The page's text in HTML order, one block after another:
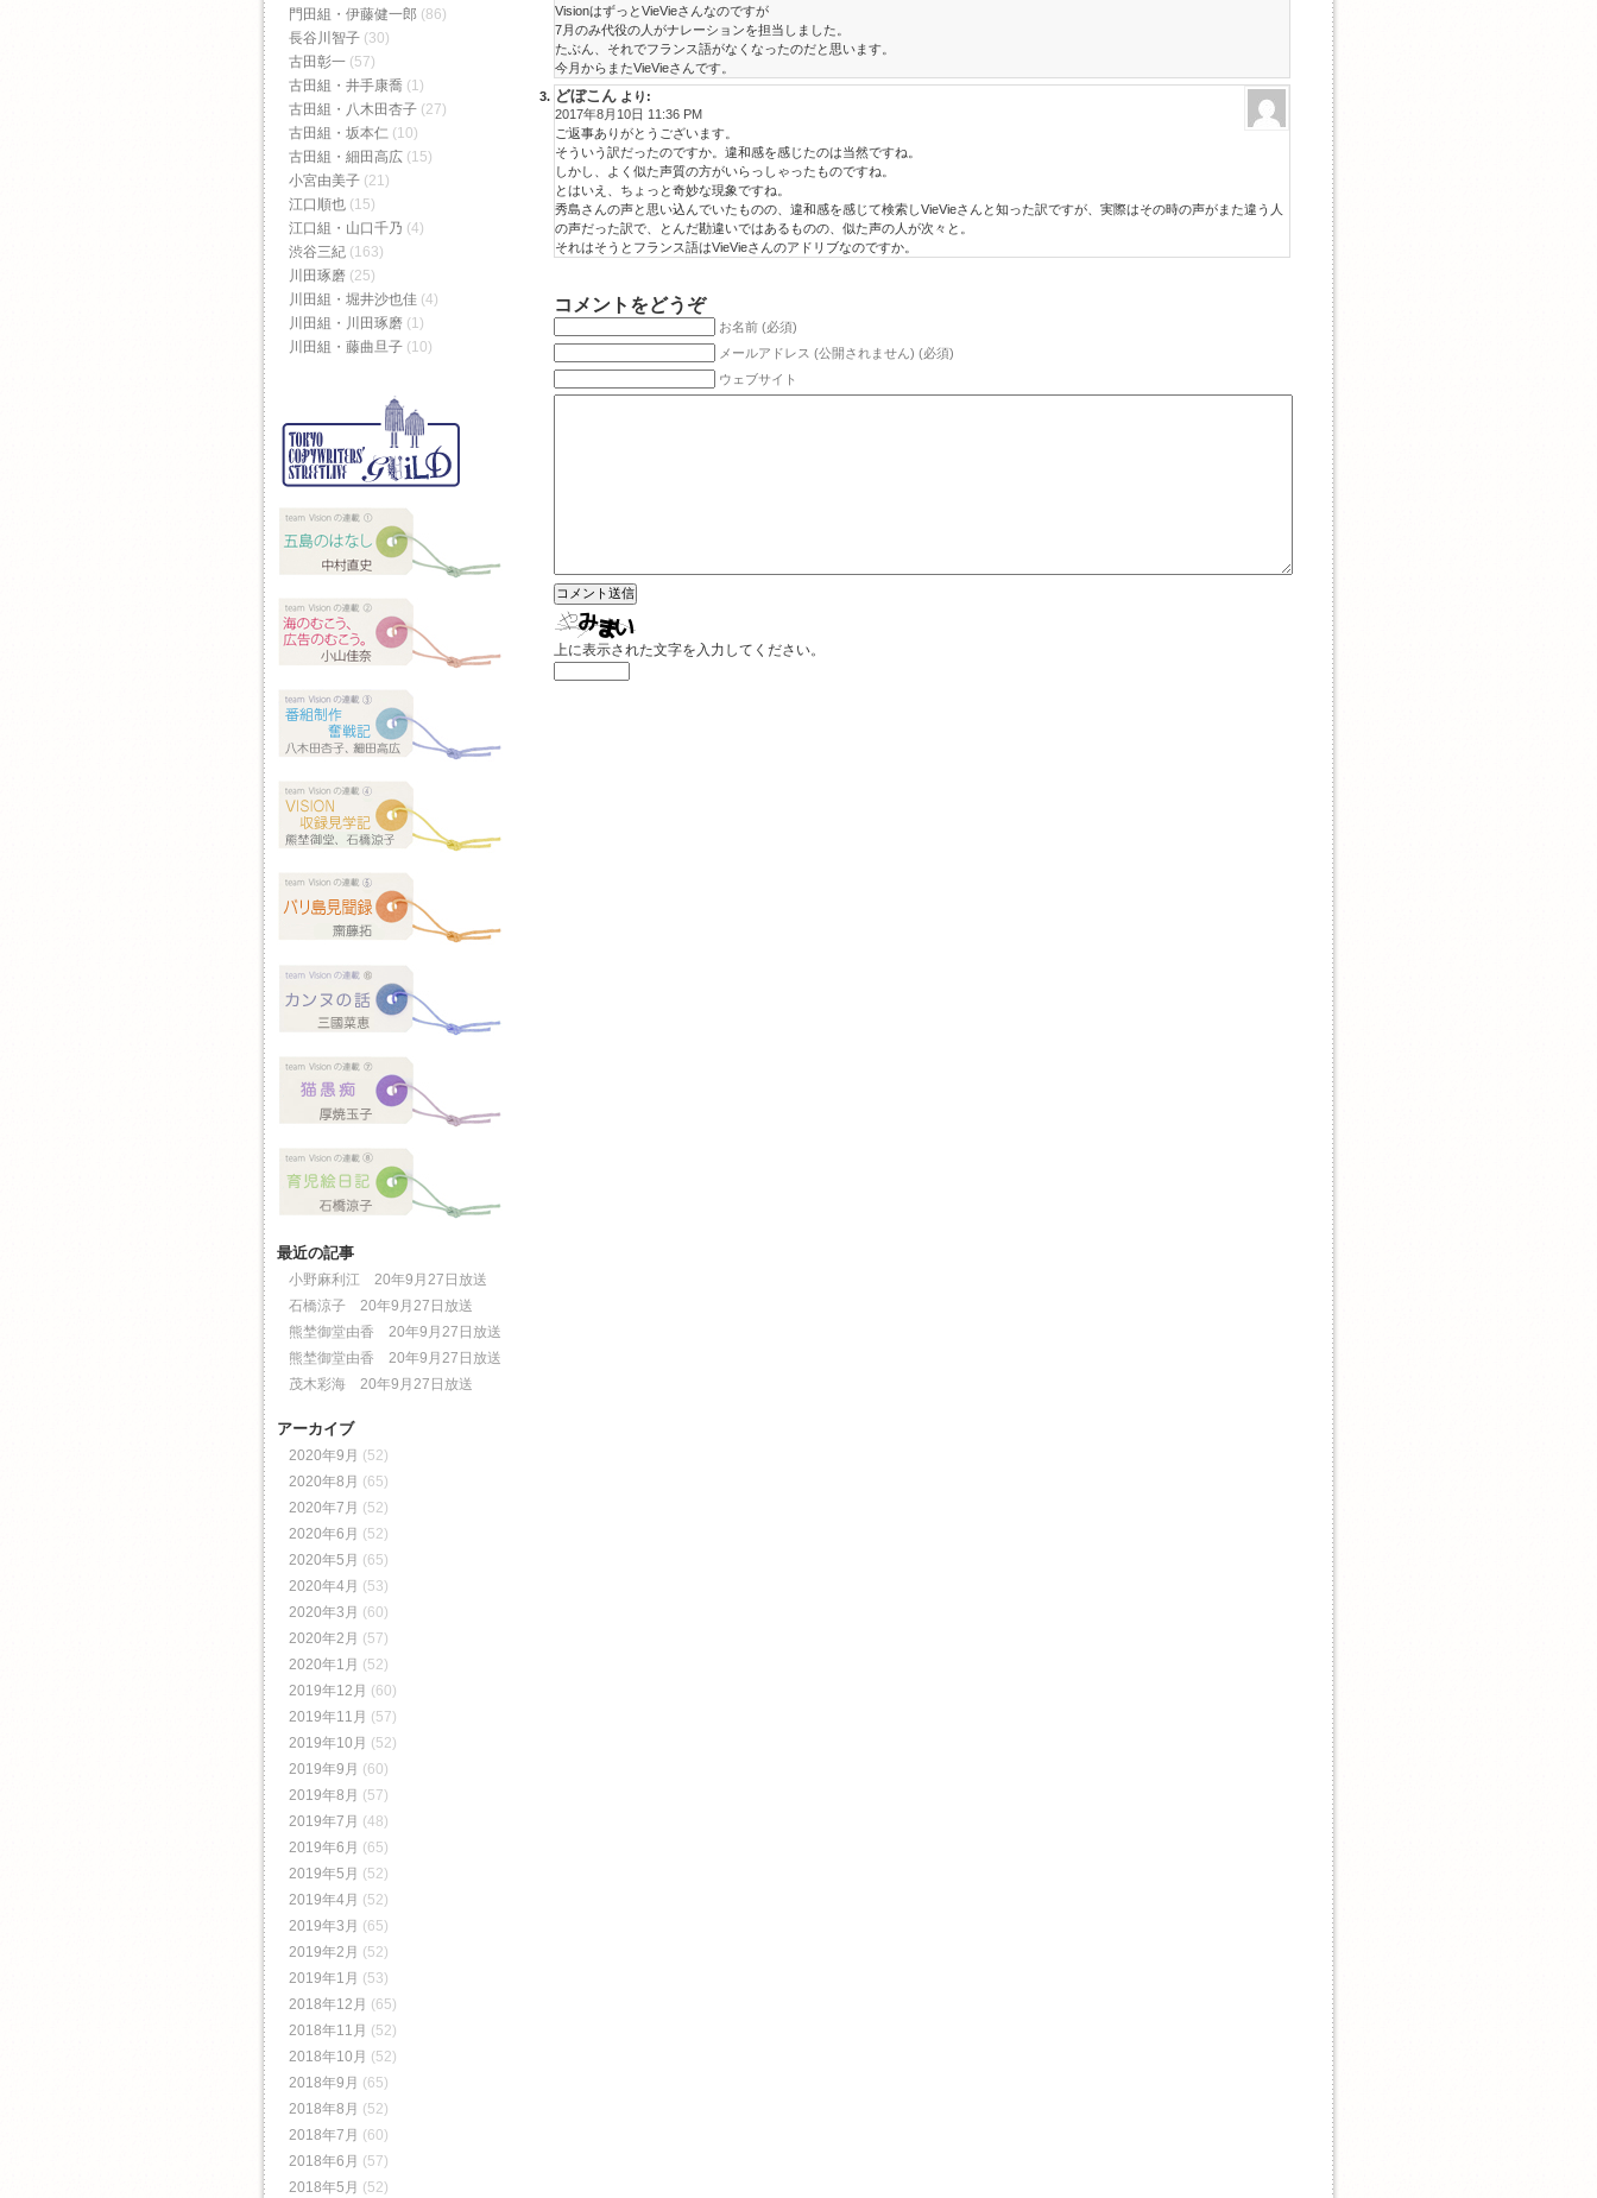
VisionはずっとVieVieさんなのですが
7月のみ代役の人がナレーションを担当しました。
たぶん、それでフランス語がなくなったのだと思います。
今月からまたVieVieさんです。
どぼこん より:
2017年8月10日 11:36 PM
ご返事ありがとうございます。
そういう訳だったのですか。違和感を感じたのは当然ですね。
しかし、よく似た声質の方がいらっしゃったものですね。
とはいえ、ちょっと奇妙な現象ですね。
秀島さんの声と思い込んでいたものの、違和感を感じて検索しVieVieさんと知った訳ですが、実際はその時の声がまた違う人
の声だった訳で、とんだ勘違いではあるものの、似た声の人が次々と。
それはそうとフランス語はVieVieさんのアドリブなのですか。
コメントをどうぞ
お名前 (必須)
メールアドレス (公開されません) (必須)
ウェブサイト
上に表示された文字を入力してください。
門田組・伊藤健一郎 (86)
長谷川智子 (30)
古田彰一 (57)
古田組・井手康喬 (1)
古田組・八木田杏子 (27)
古田組・坂本仁 (10)
古田組・細田高広 (15)
小宮由美子 (21)
江口順也 (15)
江口組・山口千乃 (4)
渋谷三紀 (163)
川田琢磨 (25)
川田組・堀井沙也佳 (4)
川田組・川田琢磨 (1)
川田組・藤曲旦子 (10)
最近の記事
小野麻利江 20年9月27日放送
石橋涼子 20年9月27日放送
熊埜御堂由香 20年9月27日放送
熊埜御堂由香 20年9月27日放送
茂木彩海 20年9月27日放送
アーカイブ
2020年9月 (52)
2020年8月 (65)
2020年7月 (52)
2020年6月 (52)
2020年5月 (65)
2020年4月 (53)
2020年3月 (60)
2020年2月 (57)
2020年1月 (52)
2019年12月 (60)
2019年11月 (57)
2019年10月 (52)
2019年9月 (60)
2019年8月 (57)
2019年7月 (48)
2019年6月 (65)
2019年5月 (52)
2019年4月 (52)
2019年3月 (65)
2019年2月 (52)
2019年1月 (53)
2018年12月 (65)
2018年11月 (52)
2018年10月 (52)
2018年9月 (65)
2018年8月 (52)
2018年7月 (60)
2018年6月 (57)
2018年5月 (52)